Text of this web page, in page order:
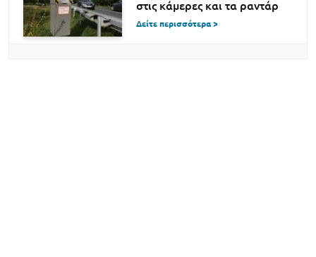
στις κάμερες και τα ραντάρ
Δείτε περισσότερα >